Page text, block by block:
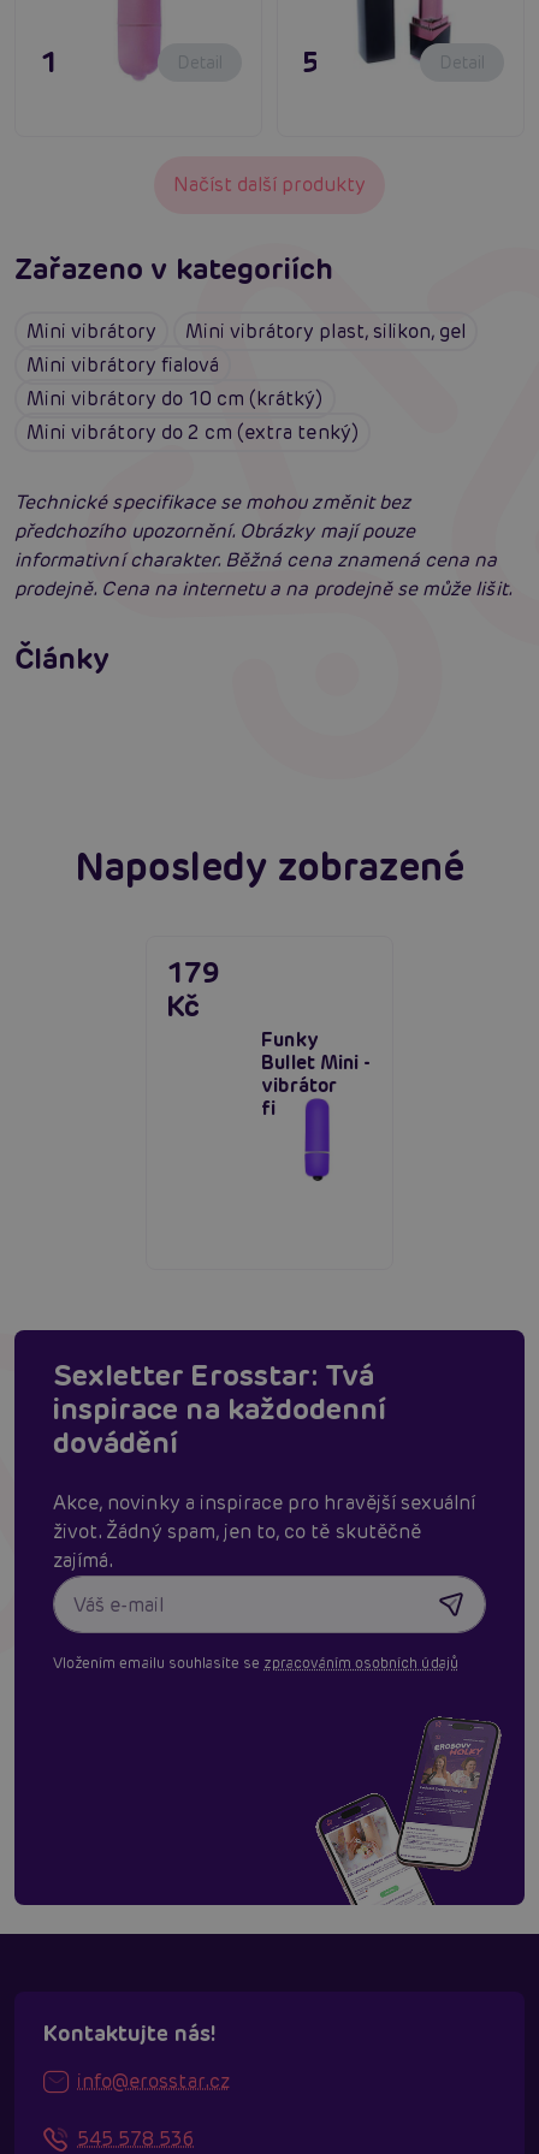
195 Kč Detail 595 Kč Detail
Načíst další produkty
Zařazeno v kategoriích
Mini vibrátory
Mini vibrátory plast, silikon, gel
Mini vibrátory fialová
Mini vibrátory do 10 cm (krátký)
Mini vibrátory do 2 cm (extra tenký)
Technické specifikace se mohou změnit bez
předchozího upozornění. Obrázky mají pouze
informativní charakter. Běžná cena znamená cena na
prodejně. Cena na internetu a na prodejně se může lišit.
Články
vibrátor?
Číst více
Erotická inteligence: Příručka Sexiomů
Naposledy zobrazené
Funky
Bullet Mini -
vibrátor
fialový
179
Kč
Sexletter Erosstar: Tvá
inspirace na každodenní
dovádění
Akce, novinky a inspirace pro hravější sexuální
život. Žádný spam, jen to, co tě skutěčně
zajímá.
Vložením emailu souhlasíte se zpracováním osobních údajů
Kontaktujte nás!
info@erosstar.cz
545 578 536